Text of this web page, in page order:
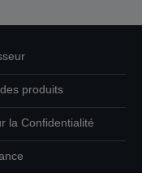
produits
la Confidentialité